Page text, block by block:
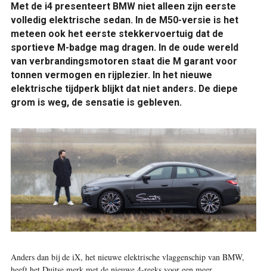
Met de i4 presenteert BMW niet alleen zijn eerste
volledig elektrische sedan. In de M50-versie is het
meteen ook het eerste stekkervoertuig dat de
sportieve M-badge mag dragen. In de oude wereld
van verbrandingsmotoren staat die M garant voor
tonnen vermogen en rijplezier. In het nieuwe
elektrische tijdperk blijkt dat niet anders. De diepe
grom is weg, de sensatie is gebleven.
Anders dan bij de iX, het nieuwe elektrische vlaggenschip van BMW,